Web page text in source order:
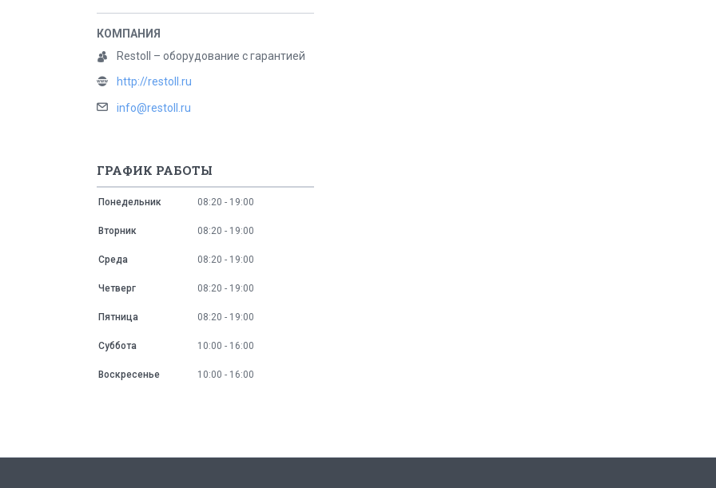
Restoll – оборудование с гарантией
http://restoll.ru
info@restoll.ru
ГРАФИК РАБОТЫ
Понедельник 08:20 19:00
Вторник 08:20 19:00
Среда 08:20 19:00
Четверг 08:20 19:00
Пятница 08:20 19:00
Суббота 10:00 16:00
Воскресенье 10:00 16:00